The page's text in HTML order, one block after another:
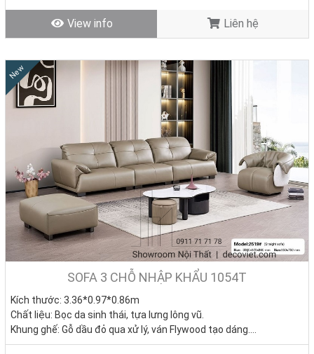
View info Liên hệ
New
SOFA 3 CHỖ NHẬP KHẨU 1054T
Kích thước: 3.36*0.97*0.86m
Chất liệu: Bọc da sinh thái, tựa lưng lông vũ.
Khung ghế: Gỗ dầu đỏ qua xử lý, ván Flywood tạo dáng.
Nệm ngồi: Mút D40 cao cấp